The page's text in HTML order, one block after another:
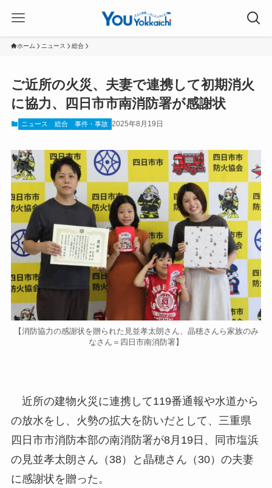
ホーム ニュース 総合
ご近所の火災、夫妻で連携して初期消火
に協力、四日市市南消防署が感謝状
ニュース 総合 事件・事故 2025年8月19日
【消防協力の感謝状を贈られた見並孝太朗さん、晶穂さんら家族のみ
なさん＝四日市南消防署】
近所の建物火災に連携して119番通報や水道から
の放水をし、火勢の拡大を防いだとして、三重県
四日市市消防本部の南消防署が8月19日、同市塩浜
の見並孝太朗さん（38）と晶穂さん（30）の夫妻
に感謝状を贈った。